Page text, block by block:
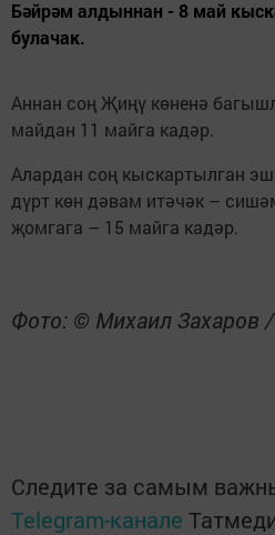
Бәйрәм алдыннан - 8 май
булачак.
Аннан соң Җиңү көненә
майдан 11 майга кадәр.
Алардан соң кыскартылган
дүрт көн дәвам итәчәк –
җомгага – 15 майга кадәр.
Фото: © Михаил Захаров
Следите за самым
Telegram-канале